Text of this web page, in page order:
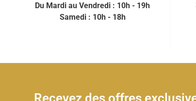
Du Mardi au Vendredi : 10h - 19h
Samedi : 10h - 18h